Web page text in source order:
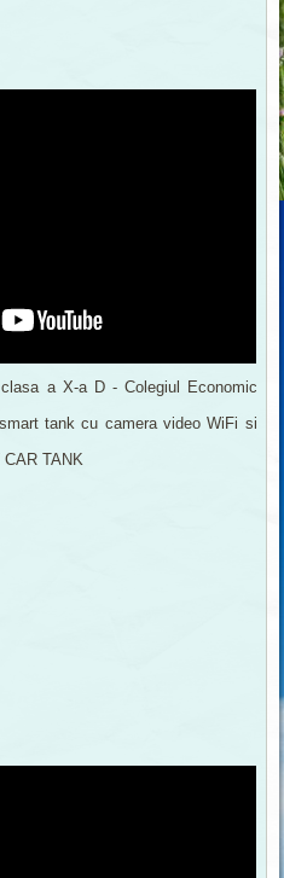
a X-a D - Colegiul Economic
tank cu camera video WiFi si
TANK